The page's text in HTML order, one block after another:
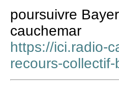
poursuivre
cauchemar
https://ici.radio-
recours-